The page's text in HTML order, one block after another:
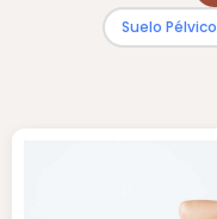
Suelo Pélvico